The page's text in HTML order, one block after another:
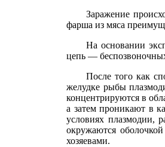
Заражение
фарша из мяса
На основании
цепь —
После того как
желудке рыбы
концентрируются в
а затем проникают в
условиях плазмодии,
окружаются
хозяевами.